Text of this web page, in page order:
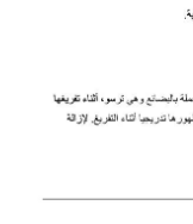
العربية
و الكيمياء